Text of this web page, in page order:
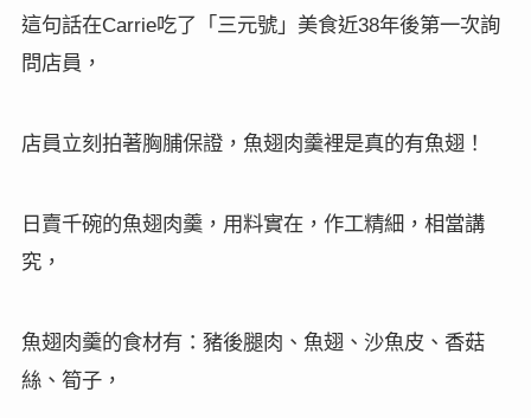
這句話在Carrie吃了「三元號」美食近38年後第一次詢
問店員，
店員立刻拍著胸脯保證，魚翅肉羹裡是真的有魚翅！
日賣千碗的魚翅肉羹，用料實在，作工精細，相當講
究，
魚翅肉羹的食材有：豬後腿肉、魚翅、沙魚皮、香菇
絲、筍子，